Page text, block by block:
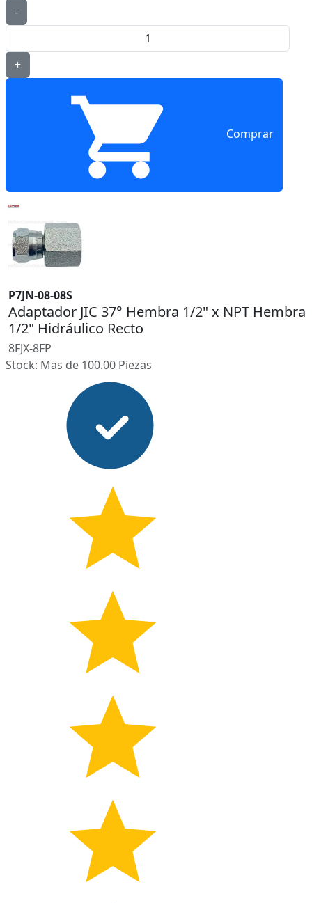
-
+
Comprar
P7JN-08-08S
Adaptador JIC 37° Hembra 1/2" x NPT Hembra
1/2" Hidráulico Recto
8FJX-8FP
Stock: Mas de 100.00 Piezas